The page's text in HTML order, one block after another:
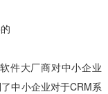
件大厂商对中小企业
中小企业对于CRM系